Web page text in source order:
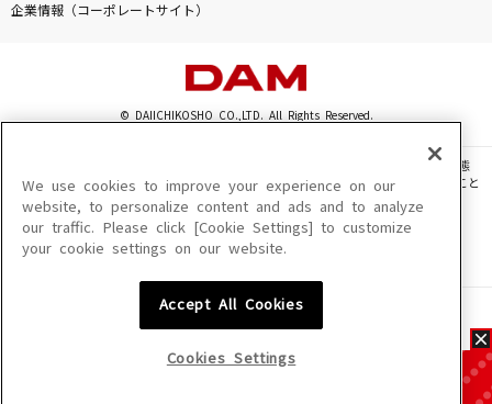
企業情報（コーポレートサイト）
© DAIICHIKOSHO CO.,LTD. All Rights Reserved.
このサイトに掲載されている一切の文章・画像・写真・動画・音声等を、手段や形態
を問わず、著作権法の定める範囲を超えて無断で複製、転載、ファイル化などすること
を禁じます。
楽曲及びコンテンツは、機種によりご利用いただけない場合があります。
楽曲及びコンテンツの配信日、配信内容が変更になる場合があります。
We use cookies to improve your experience on our
website, to personalize content and ads and to analyze
our traffic. Please click [Cookie Settings] to customize
your cookie settings on our website.
Accept All Cookies
Cookies Settings